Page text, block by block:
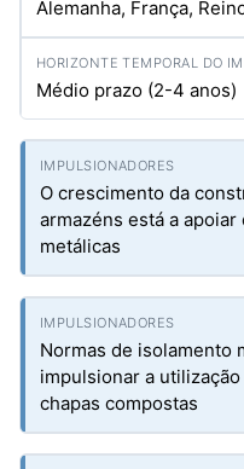
Alemanha, França,
Médio prazo (2-4 anos)
O crescimento da
armazéns está a
metálicas
Normas de isolamento
impulsionar a
chapas compostas